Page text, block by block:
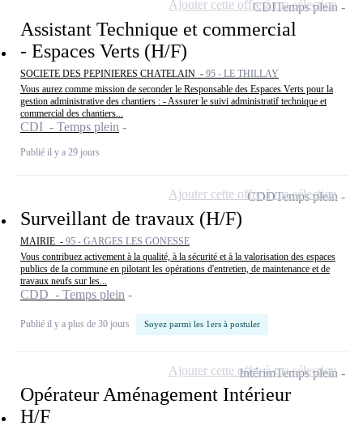
Assistant Technique et commercial
- Espaces Verts (H/F)
SOCIETE DES PEPINIERES CHATELAIN - 95 - LE THILLAY
Vous aurez comme mission de seconder le Responsable des Espaces Verts pour la
gestion administrative des chantiers : - Assurer le suivi administratif technique et
commercial des chantiers...
CDI - Temps plein
Publié il y a 29 jours
CDITemps plein
Ajouter cette offre à ma sélection
Surveillant de travaux (H/F)
MAIRIE - 95 - GARGES LES GONESSE
Vous contribuez activement à la qualité, à la sécurité et à la valorisation des espaces
publics de la commune en pilotant les opérations d'entretien, de maintenance et de
travaux neufs sur les...
CDD - Temps plein
Publié il y a plus de 30 jours Soyez parmi les 1ers à postuler
CDDTemps plein
Ajouter cette offre à ma sélection
Opérateur Aménagement Intérieur
H/F
IntérimTemps plein
Ajouter cette offre à ma sélection